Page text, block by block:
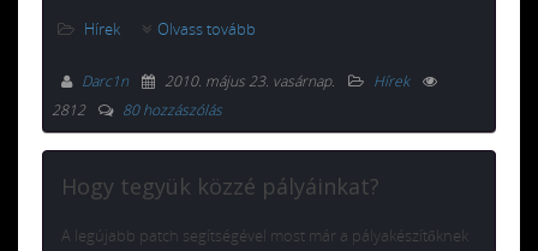
Hírek Olvass tovább
Darc1n 2010. május 23. vasárnap.
Hírek
2812
80 hozzászólás
Hogy tegyük közzé pályáinkat?
A legújabb patch segítségével most már a pályakészítőknek